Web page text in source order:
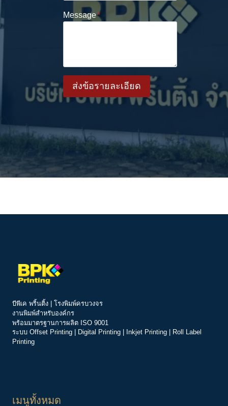
Message*
ส่งข้อรายละเอียด
บีพีเค พริ้นติ้ง | โรงพิมพ์ครบวงจร
งานพิมพ์สำหรับองค์กร
พร้อมมาตรฐานการผลิต ISO 9001
ระบบ Offset Printing Digital Printing Inkjet Printing
Roll Label
Printing
เมนูทั้งหมด